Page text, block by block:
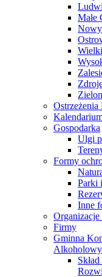
Małe
Gospodarka
Ulgi
Formy
Parki
Inne
Firmy
Gminna